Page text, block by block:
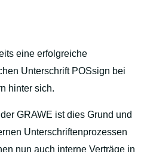
eine erfolgreiche
Unterschrift POSsign bei
hinter sich.
GRAWE ist dies Grund und
Unterschriftenprozessen
nun auch interne Verträge in